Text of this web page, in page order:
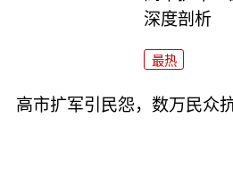
深度剖析
最热
高市扩军引民怨，数万民众